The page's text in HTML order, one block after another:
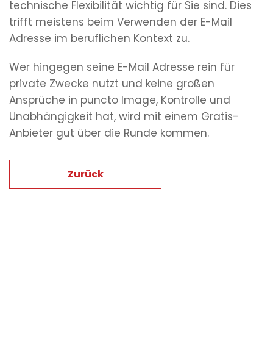
technische Flexibilität wichtig für Sie sind. Dies
trifft meistens beim Verwenden der E-Mail
Adresse im beruflichen Kontext zu.
Wer hingegen seine E-Mail Adresse rein für
private Zwecke nutzt und keine großen
Ansprüche in puncto Image, Kontrolle und
Unabhängigkeit hat, wird mit einem Gratis-
Anbieter gut über die Runde kommen.
Zurück